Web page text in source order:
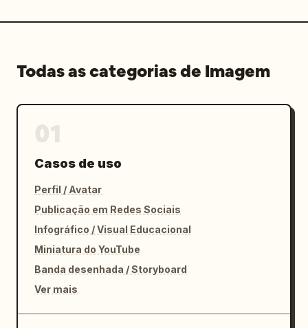
Todas as categorias de Imagem
Casos de uso
Perfil / Avatar
Publicação em Redes Sociais
Infográfico / Visual Educacional
Miniatura do YouTube
Banda desenhada / Storyboard
Ver mais